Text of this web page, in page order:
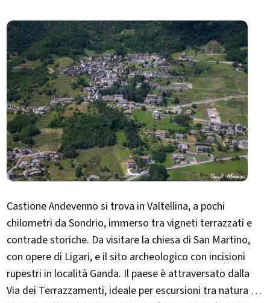
Castione Andevenno si trova in Valtellina, a pochi
chilometri da Sondrio, immerso tra vigneti terrazzati e
contrade storiche. Da visitare la chiesa di San Martino,
con opere di Ligari, e il sito archeologico con incisioni
rupestri in località Ganda. Il paese è attraversato dalla
Via dei Terrazzamenti, ideale per escursioni tra natura e